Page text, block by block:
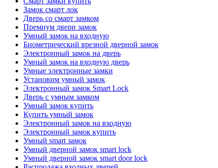
Замок смарт лок
Дверь со смарт замком
Премиум двери замок
Умный замок на входную
Биометрический врезной дверной замок
Электронный замок на дверь
Умный замок на входную дверь
Умные электронные замки
Установим умный замок
Электронный замок Smart Lock
Дверь с умным замком
Умный замок купить
Купить умный замок
Электронный замок на входную
Электронный замок купить
Умный smart замок
Умный дверной замок smart lock
Умный дверной замок smart door lock